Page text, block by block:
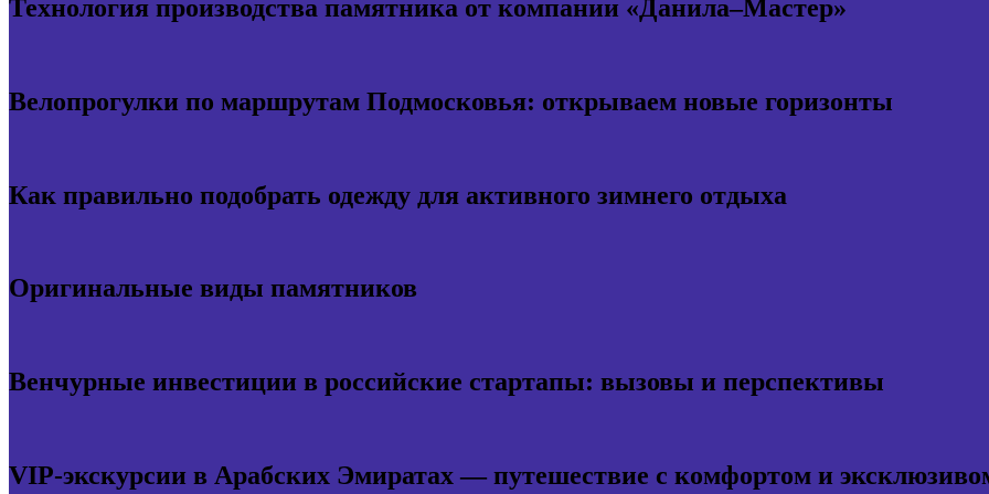
Технология производства памятника от компании «Данила–Мастер»
Велопрогулки по маршрутам Подмосковья: открываем новые горизонты
Как правильно подобрать одежду для активного зимнего отдыха
Оригинальные виды памятников
Венчурные инвестиции в российские стартапы: вызовы и перспективы
VIP-экскурсии в Арабских Эмиратах — путешествие с комфортом и